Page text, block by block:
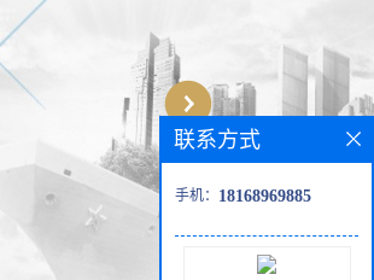
联系方式
手机： 18168969885